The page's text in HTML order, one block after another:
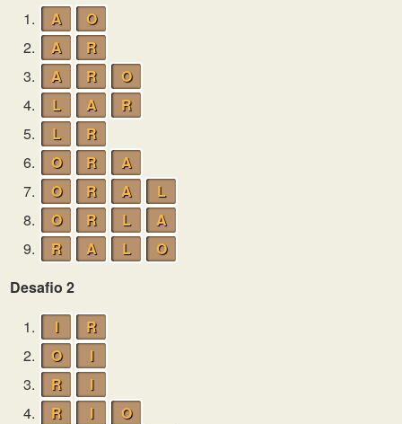
1.
A
O
2.
A
R
3.
A R
O
4.
L A
R
5.
L
R
6.
O R
A
7.
O R A
L
8.
O R L
A
9.
R A L
O
Desafio 2
1.
I
R
2.
O
I
3.
R
I
4.
R I
O